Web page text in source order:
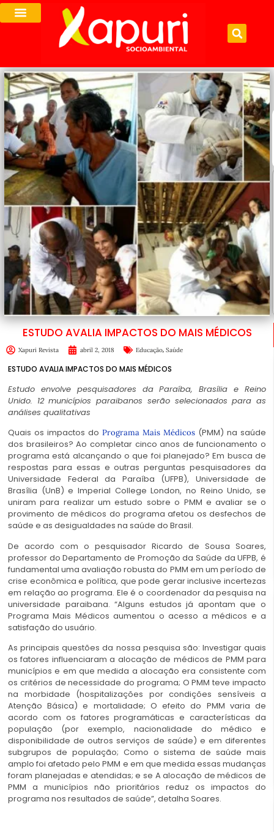
ESTUDO AVALIA IMPACTOS DO MAIS MÉDICOS
Xapuri Revista abril 2, 2018 Educação, Saúde
ESTUDO AVALIA IMPACTOS DO MAIS MÉDICOS
Estudo envolve pesquisadores da Paraíba, Brasília e Reino
Unido. 12 municípios paraibanos serão selecionados para as
análises qualitativas
Quais os impactos do Programa Mais Médicos (PMM) na saúde
dos brasileiros? Ao completar cinco anos de funcionamento o
programa está alcançando o que foi planejado? Em busca de
respostas para essas e outras perguntas pesquisadores da
Universidade Federal da Paraíba (UFPB), Universidade de
Brasília (UnB) e Imperial College London, no Reino Unido, se
uniram para realizar um estudo sobre o PMM e avaliar se o
provimento de médicos do programa afetou os desfechos de
saúde e as desigualdades na saúde do Brasil.
De acordo com o pesquisador Ricardo de Sousa Soares,
professor do Departamento de Promoção da Saúde da UFPB, é
fundamental uma avaliação robusta do PMM em um período de
crise econômica e política, que pode gerar inclusive incertezas
em relação ao programa. Ele é o coordenador da pesquisa na
universidade paraibana. “Alguns estudos já apontam que o
Programa Mais Médicos aumentou o acesso a médicos e a
satisfação do usuário.
As principais questões da nossa pesquisa são: Investigar quais
os fatores influenciaram a alocação de médicos de PMM para
municípios e em que medida a alocação era consistente com
os critérios de necessidade do programa; O PMM teve impacto
na morbidade (hospitalizações por condições sensíveis a
Atenção Básica) e mortalidade; O efeito do PMM varia de
acordo com os fatores programáticas e características da
população (por exemplo, nacionalidade do médico e
disponibilidade de outros serviços de saúde) e em diferentes
subgrupos de população; Como o sistema de saúde mais
amplo foi afetado pelo PMM e em que medida essas mudanças
foram planejadas e atendidas; e se A alocação de médicos de
PMM a municípios não prioritários reduz os impactos do
programa nos resultados de saúde”, detalha Soares.